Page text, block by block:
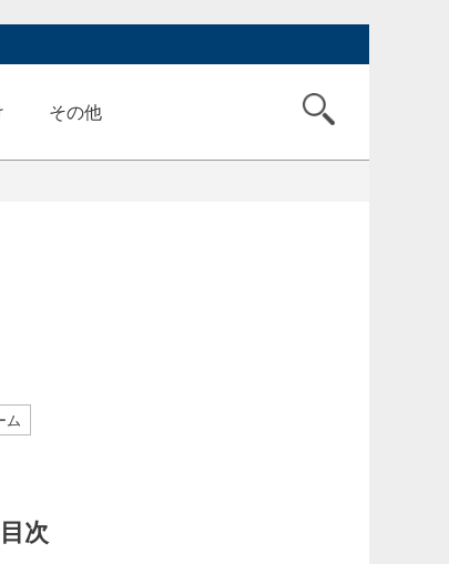
その他
ム
目次